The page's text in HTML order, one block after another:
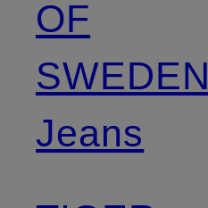
OF
SWEDEN
Jeans